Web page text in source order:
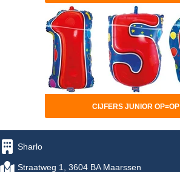
CIJFERS JUNIOR OP=OP
Sharlo
Straatweg 1, 3604 BA Maarssen